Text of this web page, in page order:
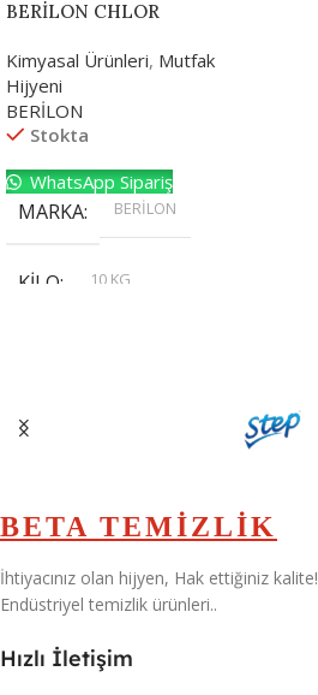
BERİLON CHLOR
Kimyasal Ürünleri, Mutfak
Hijyeni
BERİLON
Stokta
WhatsApp Sipariş
MARKA BERİLON
KILO
10 KG
BETA TEMİZLİK
İhtiyacınız olan hijyen, Hak ettiğiniz kalite!
Endüstriyel temizlik ürünleri..
Hızlı İletişim